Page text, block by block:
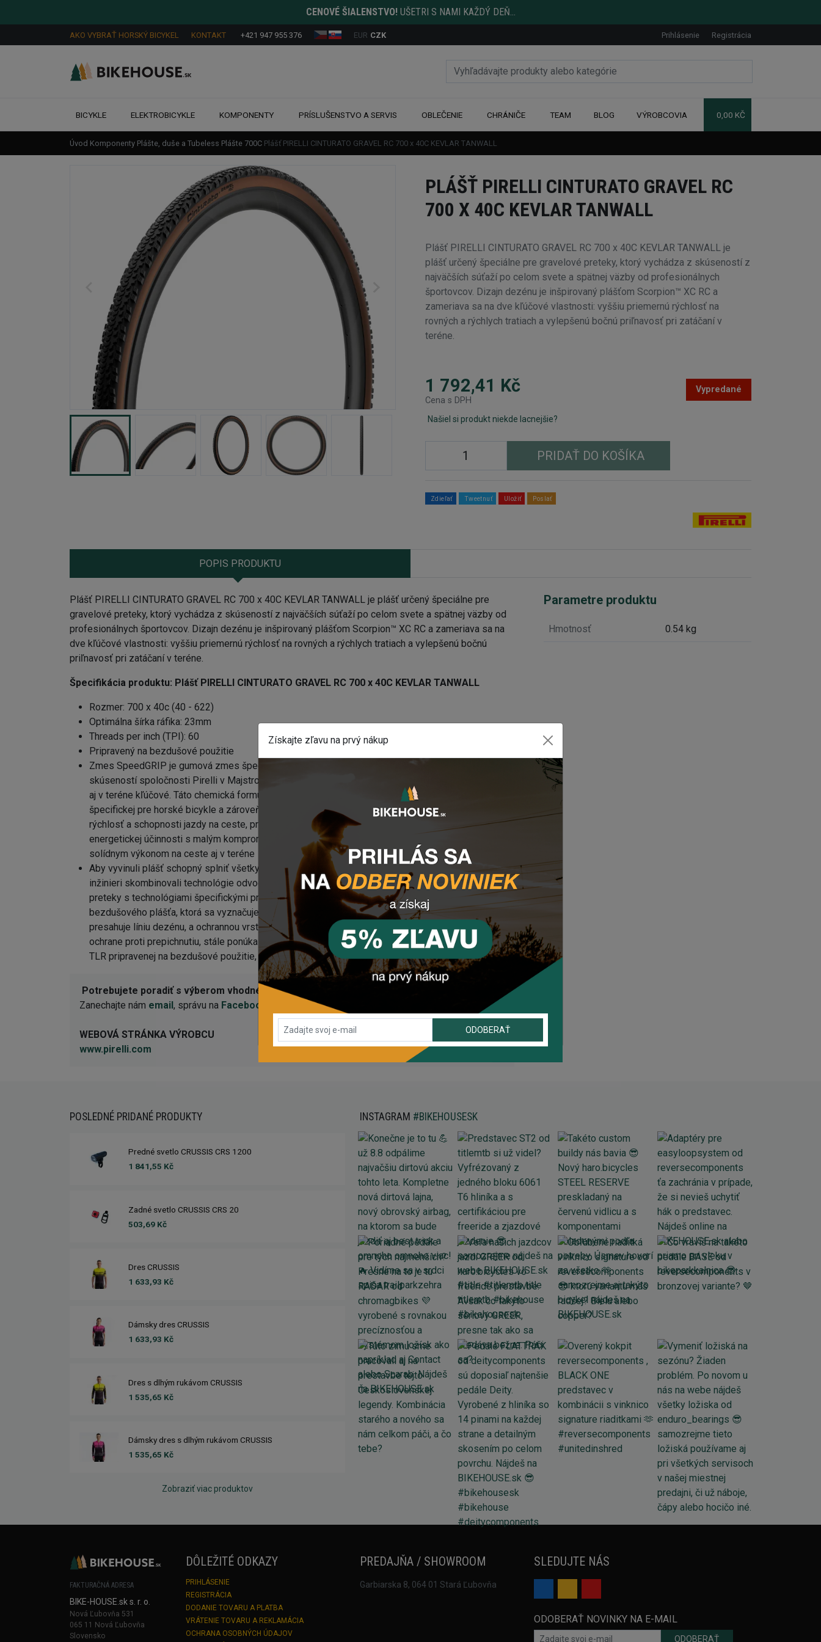
CENOVÉ ŠIALENSTVO! UŠETRI S NAMI KAŽDÝ DEŇ...
AKO VYBRAŤ HORSKÝ BICYKEL KONTAKT +421 947 955 376 EUR CZK Prihlásenie Registrácia
BICYKLE ELEKTROBICYKLE KOMPONENTY PRÍSLUŠENSTVO A SERVIS OBLEČENIE CHRÁNIČE TEAM BLOG VÝROBCOVIA 0,00 KČ
Úvod Komponenty Plášte, duše a Tubeless Plášte 700C Plášť PIRELLI CINTURATO GRAVEL RC 700 x 40C KEVLAR TANWALL
PLÁŠŤ PIRELLI CINTURATO GRAVEL RC
700 X 40C KEVLAR TANWALL
Plášť PIRELLI CINTURATO GRAVEL RC 700 x 40C KEVLAR TANWALL je
plášť určený špeciálne pre gravelové preteky, ktorý vychádza z skúseností z
najväčších súťaží po celom svete a spätnej väzby od profesionálnych
športovcov. Dizajn dezénu je inšpirovaný plášťom Scorpion™ XC RC a
zameriava sa na dve kľúčové vlastnosti: vyššiu priemernú rýchlosť na
rovných a rýchlych tratiach a vylepšenú bočnú priľnavosť pri zatáčaní v
teréne.
1 792,41 Kč
Cena s DPH
Vypredané
Našiel si produkt niekde lacnejšie?
PRIDAŤ DO KOŠÍKA
Zdieľať Tweetnuť Uložiť Poslať
POPIS PRODUKTU
Plášť PIRELLI CINTURATO GRAVEL RC 700 x 40C KEVLAR TANWALL je plášť určený špeciálne pre
gravelové preteky, ktorý vychádza z skúseností z najväčších súťaží po celom svete a spätnej väzby od
profesionálnych športovcov. Dizajn dezénu je inšpirovaný plášťom Scorpion™ XC RC a zameriava sa na
dve kľúčové vlastnosti: vyššiu priemernú rýchlosť na rovných a rýchlych tratiach a vylepšenú bočnú
priľnavosť pri zatáčaní v teréne.
Špecifikácia produktu: Plášť PIRELLI CINTURATO GRAVEL RC 700 x 40C KEVLAR TANWALL
Rozmer: 700 x 40c (40 - 622)
Optimálna šírka ráfika: 23mm
Threads per inch (TPI): 60
Pripravený na bezdušové použitie
Zmes SpeedGRIP je gumová zmes špecificky určená pre štrkové povrchy, ktorá vznikla na základe
skúseností spoločnosti Pirelli v Majstrovstvách sveta v rally, kde sú rýchlosť a priľnavosť na ceste
aj v teréne kľúčové. Táto chemická formulácia sa opiera o polymérnu matricu zmesi SmartGRIP
špecifickej pre horské bicykle a zároveň znižuje jej valivý odpor. Aplikácia na štrku vyžaduje dobrú
rýchlosť a schopnosti jazdy na ceste, preto inžinieri vylepšili vlastnosti zmesi smerom k lepšej
energetickej účinnosti s malým kompromisom v priľnavosti. Výsledkom je predvídateľná zmes so
solídnym výkonom na ceste aj v teréne
Aby vyvinuli plášť schopný splniť všetky požiadavky na gravelové preteky v drsnejšom teréne, naši
inžinieri skombinovali technológie odvodené od zosilnených plášťov špecifických pre cestné
preteky s technológiami špecifickými pre MTB. Výsledkom tejto kombinácie je konštrukcia
bezdušového plášťa, ktorá sa vyznačuje zosilnenou a odolnou tkaninou s hustotou 60 tpi, ktorá
presahuje líniu dezénu, a ochrannou vrstvou medzi pätkami. Techwall X Gravel, napriek vylepšenej
ochrane proti prepichnutiu, stále ponúka optimálny pocit z jazdy vďaka aramidovej skladacej pätke
TLR pripravenej na bezdušové použitie, optimalizovanej pre široké ráfiky a jazdu s nižším tlakom
Potrebujete poradiť s výberom vhodného komponentu?
Zanechajte nám email, správu na Facebooku alebo využite náš (zelené tlačidlo vpravo dole).
WEBOVÁ STRÁNKA VÝROBCU
www.pirelli.com
Parametre produktu
Hmotnosť 0.54 kg
POSLEDNÉ PRIDANÉ PRODUKTY
Predné svetlo CRUSSIS CRS 1200
1 841,55 Kč
Zadné svetlo CRUSSIS CRS 20
503,69 Kč
Dres CRUSSIS
1 633,93 Kč
Dámsky dres CRUSSIS
1 633,93 Kč
Dres s dlhým rukávom CRUSSIS
1 535,65 Kč
Dámsky dres s dlhým rukávom CRUSSIS
1 535,65 Kč
Zobraziť viac produktov
INSTAGRAM #BIKEHOUSESK
FAKTURAČNÁ ADRESA
BIKE-HOUSE.sk s. r. o.
Nová Ľubovňa 531
065 11 Nová Ľubovňa
Slovensko
DÔLEŽITÉ ODKAZY
PRIHLÁSENIE
REGISTRÁCIA
DODANIE TOVARU A PLATBA
VRÁTENIE TOVARU A REKLAMÁCIA
OCHRANA OSOBNÝCH ÚDAJOV
PREDAJŇA / SHOWROOM
Garbiarska 8, 064 01 Stará Ľubovňa
SLEDUJTE NÁS
ODOBERAŤ NOVINKY NA E-MAIL
ODOBERAŤ
Získajte zľavu na prvý nákup
ODOBERAŤ